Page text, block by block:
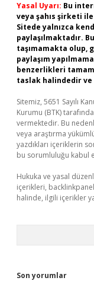
Yasal Uyarı: Bu
veya şahıs şirketi
Sitede yalnızca
paylaşılmaktadır.
taşımamakta olup,
paylaşım
benzerlikleri
taslak halindedir
Sitemiz, 5651 Sayılı
Kurumu (BTK)
vermektedir. Bu
veya araştırma
yazdıkları içeriklerin
bu sorumluluğu kabul
Hukuka ve yasal
içerikleri,
halinde, ilgili içerikler
Son yorumlar